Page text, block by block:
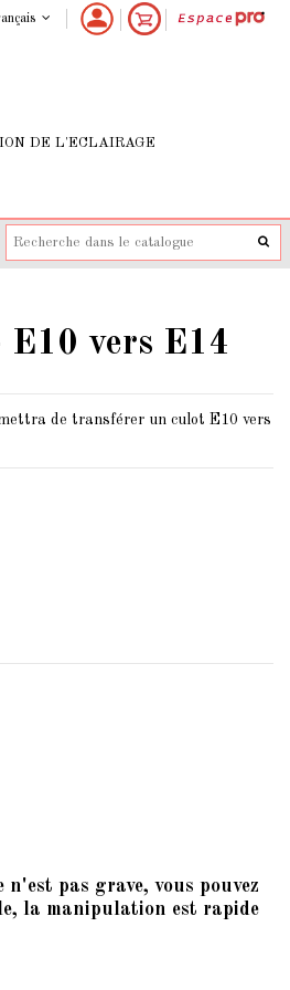
DE L'ECLAIRAGE
vers E14
de transférer un culot E10 vers
pas grave, vous pouvez
la manipulation est rapide